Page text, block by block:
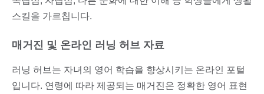
스킬을 가르칩니다.
매거진 및 온라인 러닝 허브 자료
러닝 허브는 자녀의 영어 학습을 향상시키는 온라인 포털
입니다. 연령에 따라 제공되는 매거진은 정확한 영어 표현